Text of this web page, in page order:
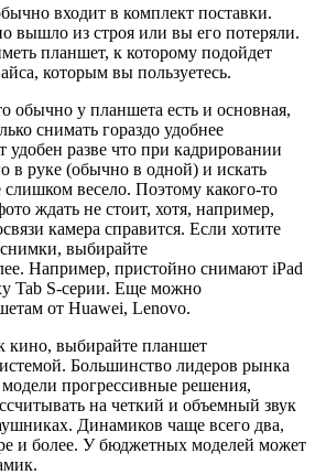
входит в комплект поставки.
вышло из строя или вы его потеряли.
планшет, к которому подойдет
которым вы пользуетесь.
обычно у планшета есть и основная,
снимать гораздо удобнее
разве что при кадрировании
в руке (обычно в одной) и искать
весело. Поэтому какого-то
ждать не стоит, хотя, например,
камера справится. Если хотите
выбирайте
Например, пристойно снимают iPad
Tab S-серии. Еще можно
от Huawei, Lenovo.
кино, выбирайте планшет
Большинство лидеров рынка
прогрессивные решения,
на четкий и объемный звук
Динамиков чаще всего два,
и более. У бюджетных моделей может